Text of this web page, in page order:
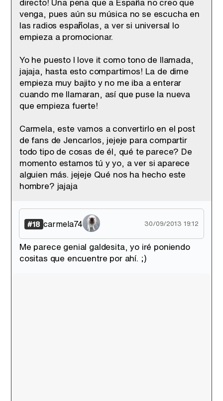
venga, pues aún su música no se escucha en
las radios españolas, a ver si universal lo
empieza a promocionar.
Yo he puesto I love it como tono de llamada,
jajaja, hasta esto compartimos! La de dime
empieza muy bajito y no me iba a enterar
cuando me llamaran, así que puse la nueva
que empieza fuerte!
Carmela, este vamos a convertirlo en el post
de fans de Jencarlos, jejeje para compartir
todo tipo de cosas de él, qué te parece? De
momento estamos tú y yo, a ver si aparece
alguien más. jejeje Qué nos ha hecho este
hombre? jajaja
#18 carmela74 30/09/2013 19:12
Me parece genial galdesita, yo iré poniendo
cositas que encuentre por ahí. ;)